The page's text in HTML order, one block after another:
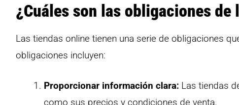
¿Cuáles son las obligaciones
Las tiendas online tienen una serie de obligaciones
obligaciones incluyen:
Proporcionar información clara: Las tiendas
como sus precios y condiciones de venta.